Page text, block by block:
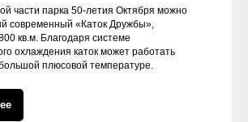
части парка 50-летия Октября можно
современный «Каток Дружбы»,
кв.м. Благодаря системе
охлаждения каток может работать
плюсовой температуре.